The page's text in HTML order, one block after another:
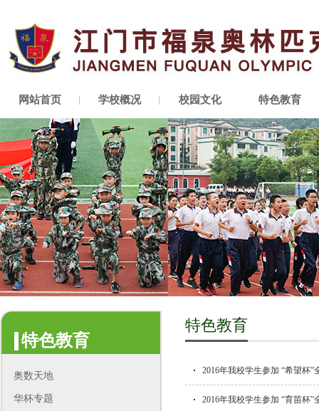
网站首页 学校概况 校园文化 特色教育
特色教育
奥数天地
华杯专题
特色教育
2016年我校学生参加 “希望杯
2016年我校学生参加 “育苗杯